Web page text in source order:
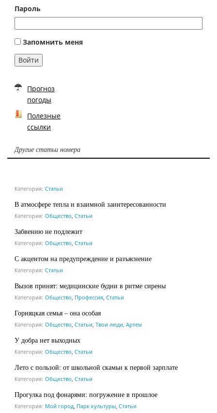
Пароль
Запомнить меня
Войти
Прогноз
погоды
Полезные
ссылки
Другие статьи номера
Категория: Статьи
В атмосфере тепла и взаимной заинтересованности
Категория: Общество, Статьи
Забвению не подлежит
Категория: Общество, Статьи
С акцентом на предупреждение и разъяснение
Категория: Статьи
Вызов принят: медицинские будни в ритме сирены
Категория: Общество, Профессия, Статьи
Горняцкая семья – она особая
Категория: Общество, Статьи, Твои люди, Артем
У добра нет выходных
Категория: Общество, Статьи
Лето с пользой: от школьной скамьи к первой зарплате
Категория: Общество, Статьи
Прогулка под фонарями: погружение в прошлое
Категория: Мой город, Парк культуры, Статьи